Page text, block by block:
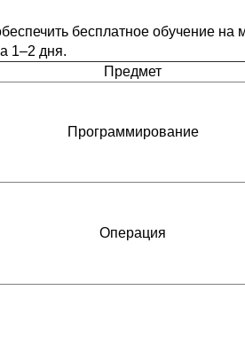
бесплатное обучение на
1–2 дня.
Предмет
Программирование
Операция